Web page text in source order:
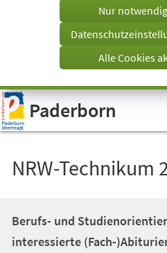
Visuelle
Assistenzsoftware
öffnen.
einem
Tab)
Nur
Alle Cookies
Paderborn
NRW-Technikum
Berufs- und
interessierte (Fach-